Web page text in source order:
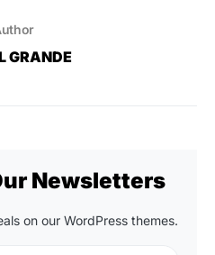
GRANDE
Newsletters
on our WordPress themes.